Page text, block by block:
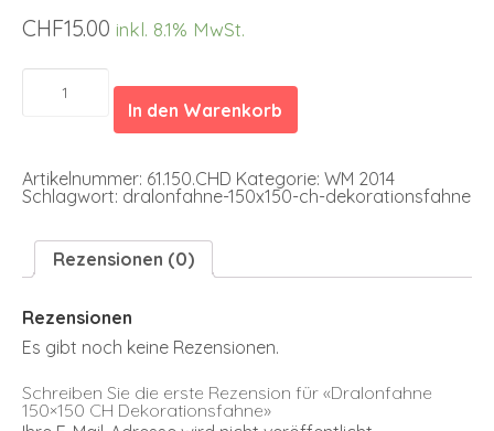
CHF15.00 inkl. 8.1% MwSt.
Dralonfahne
150x150
CH
Dekorationsfahne
In den Warenkorb
Artikelnummer: 61.150.CHD Kategorie: WM 2014
Schlagwort: dralonfahne-150x150-ch-dekorationsfahne
Rezensionen (0)
Rezensionen
Es gibt noch keine Rezensionen.
Schreiben Sie die erste Rezension für «Dralonfahne
150×150 CH Dekorationsfahne»